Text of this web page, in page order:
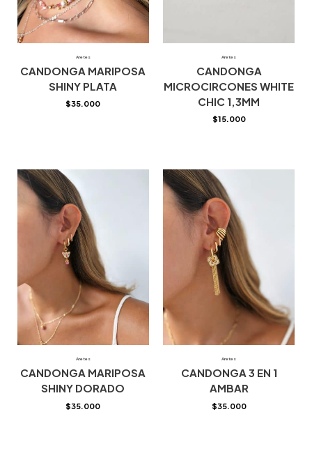
Aretes
CANDONGA MARIPOSA
SHINY PLATA
$35.000
Aretes
CANDONGA
MICROCIRCONES WHITE
CHIC 1,3MM
$15.000
Aretes
CANDONGA MARIPOSA
SHINY DORADO
$35.000
Aretes
CANDONGA 3 EN 1
AMBAR
$35.000